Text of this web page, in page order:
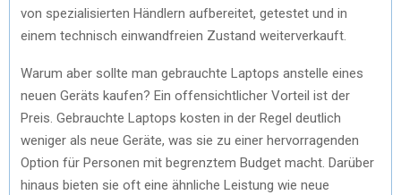
von spezialisierten Händlern aufbereitet, getestet und in
einem technisch einwandfreien Zustand weiterverkauft.
Warum aber sollte man gebrauchte Laptops anstelle eines
neuen Geräts kaufen? Ein offensichtlicher Vorteil ist der
Preis. Gebrauchte Laptops kosten in der Regel deutlich
weniger als neue Geräte, was sie zu einer hervorragenden
Option für Personen mit begrenztem Budget macht. Darüber
hinaus bieten sie oft eine ähnliche Leistung wie neue